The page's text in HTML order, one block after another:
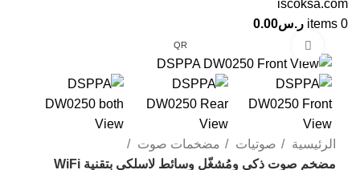
0
items ر.س0.00
QR
-25%
الرئيسية صوتيات
مضخمات صوت
مضخم صوت ذكي ومُشغّل وسائط لاسلكي بتقنية WiFi